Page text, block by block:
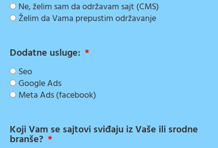
Ne, želim sam da održavam sajt (CMS)
Želim da Vama prepustim održavanje
Dodatne usluge:
Seo
Google Ads
Meta Ads (facebook)
Koji Vam se sajtovi sviđaju iz Vaše ili srodne
branše?